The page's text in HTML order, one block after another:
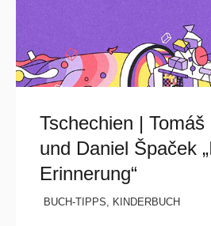
Tschechien |
und Daniel Špaček
Erinnerung“
BUCH-TIPPS, KINDERBUCH